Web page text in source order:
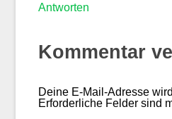
Antworten
Kommentar
Deine E-Mail-Adresse
Erforderliche Felder sind